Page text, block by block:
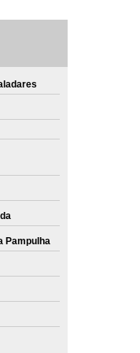
Bahia
Janeiro
Pampulha